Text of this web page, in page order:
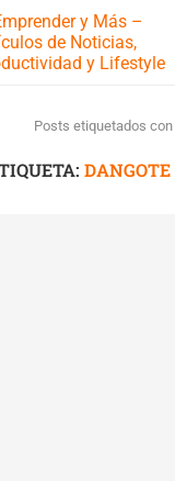
Posts etiquetados
DANGOTE